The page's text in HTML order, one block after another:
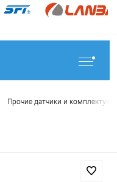
Прочие датчики и